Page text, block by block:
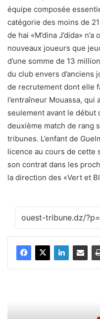
équipe composée
catégorie des moins de
de hai «M’dina J’dida»
nouveaux joueurs que
d’une somme de 13
du club envers d’anciens
de recrutement dont elle
l’entraîneur Mouassa,
seulement avant le début
deuxième match de rang
tribunes. L’enfant de
licence au cours de cette
son contrat dans les
la direction des «Vert et